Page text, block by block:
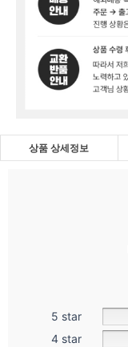
상품 상세정보
5 star
4 star